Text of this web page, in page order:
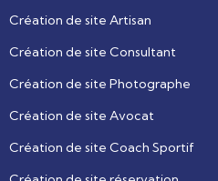
Création de site Artisan
Création de site Consultant
Création de site Photographe
Création de site Avocat
Création de site Coach Sportif